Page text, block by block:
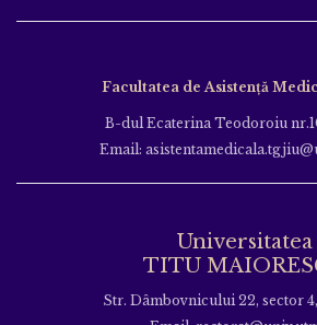
Facultatea de Asistență
B-dul Ecaterina Teodoroiu
Email:
Universitatea
TITU
Str. Dâmbovnicului 22, sector